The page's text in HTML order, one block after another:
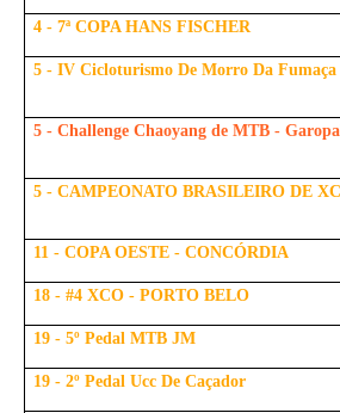
4 - 7ª COPA HANS FISCHER
5 - IV Cicloturismo De Morro Da Fumaça
5 - Challenge Chaoyang de MTB -
5 - CAMPEONATO BRASILEIRO DE
11 - COPA OESTE - CONCÓRDIA
18 - #4 XCO - PORTO BELO
19 - 5º Pedal MTB JM
19 - 2º Pedal Ucc De Caçador